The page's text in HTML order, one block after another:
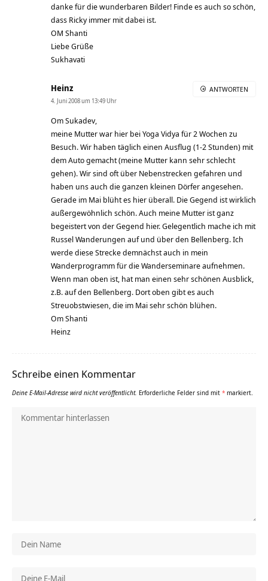
danke für die wunderbaren Bilder! Finde es auch so schön,
dass Ricky immer mit dabei ist.
OM Shanti
Liebe Grüße
Sukhavati
Heinz
4. Juni 2008 um 13:49 Uhr
Om Sukadev,
meine Mutter war hier bei Yoga Vidya für 2 Wochen zu
Besuch. Wir haben täglich einen Ausflug (1-2 Stunden) mit
dem Auto gemacht (meine Mutter kann sehr schlecht
gehen). Wir sind oft über Nebenstrecken gefahren und
haben uns auch die ganzen kleinen Dörfer angesehen.
Gerade im Mai blüht es hier überall. Die Gegend ist wirklich
außergewöhnlich schön. Auch meine Mutter ist ganz
begeistert von der Gegend hier. Gelegentlich mache ich mit
Russel Wanderungen auf und über den Bellenberg. Ich
werde diese Strecke demnächst auch in mein
Wanderprogramm für die Wanderseminare aufnehmen.
Wenn man oben ist, hat man einen sehr schönen Ausblick,
z.B. auf den Bellenberg. Dort oben gibt es auch
Streuobstwiesen, die im Mai sehr schön blühen.
Om Shanti
Heinz
ANTWORTEN
Schreibe einen Kommentar
Deine E-Mail-Adresse wird nicht veröffentlicht. Erforderliche Felder sind mit * markiert.